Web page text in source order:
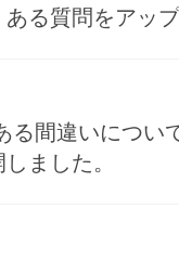
る質問をアッ
る間違いについ
ました。